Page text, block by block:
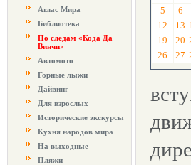
Атлас Мира
Библиотека
По следам «Кода Да
Винчи»
Автомото
Горные лыжи
Дайвинг
Для взрослых
Исторические экскурсы
Кухня народов мира
На выходные
Пляжи
5
6
12
13
19
20
26
27